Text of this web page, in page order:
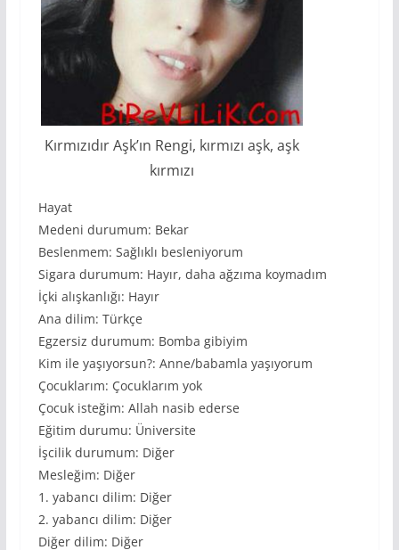
Kırmızıdır Aşk’ın Rengi, kırmızı aşk, aşk
kırmızı
Hayat
Medeni durumum: Bekar
Beslenmem: Sağlıklı besleniyorum
Sigara durumum: Hayır, daha ağzıma koymadım
İçki alışkanlığı: Hayır
Ana dilim: Türkçe
Egzersiz durumum: Bomba gibiyim
Kim ile yaşıyorsun?: Anne/babamla yaşıyorum
Çocuklarım: Çocuklarım yok
Çocuk isteğim: Allah nasib ederse
Eğitim durumu: Üniversite
İşcilik durumum: Diğer
Mesleğim: Diğer
1. yabancı dilim: Diğer
2. yabancı dilim: Diğer
Diğer dilim: Diğer